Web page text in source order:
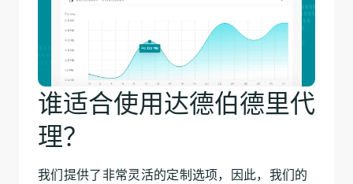
谁适合使用达德伯德里代
理？
我们提供了非常灵活的定制选项，因此，我们的